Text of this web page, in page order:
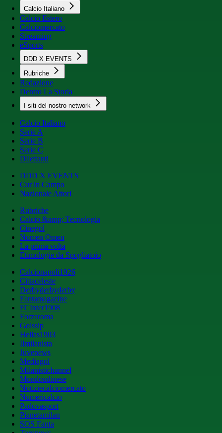
Calcio Italiano
Calcio Estero
Calciomercato
Streaming
eSports
DDD X EVENTS
Rubriche
Redazione
Dentro La Storia
I siti del nostro network
Calcio Italiano
Serie A
Serie B
Serie C
Dilettanti
DDD X EVENTS
Cur in Campo
Nazionale Attori
Rubriche
Calcio &amp; Tecnologia
Cinegol
Nomen Omen
La prima volta
Etimologie da Spogliatoio
Calcionapoli1926
Cittaceleste
Derbyderbyderby
Fantamagazine
FCInter1908
Forzaroma
Golssip
Hellas1903
Ilmilanista
Juvenews
Mediagol
Milanistichannel
Mondoudinese
Notiziecalciomercato
Numericalcio
Padovasport
Pianetamilan
SOS Fanta